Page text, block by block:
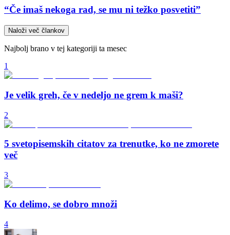
“Če imaš nekoga rad, se mu ni težko posvetiti”
Naloži več člankov
Najbolj brano v tej kategoriji ta mesec
1
Je velik greh, če v nedeljo ne grem k maši?
2
5 svetopisemskih citatov za trenutke, ko ne zmorete
več
3
Ko delimo, se dobro množi
4